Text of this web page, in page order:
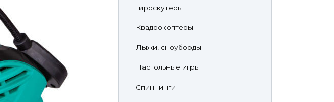
Гироскутеры
Квадрокоптеры
Лыжи, сноуборды
Настольные игры
Спиннинги